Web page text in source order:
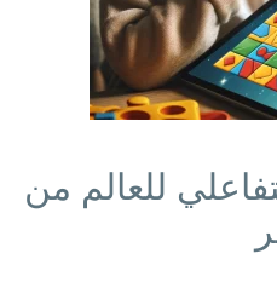
للعالم من